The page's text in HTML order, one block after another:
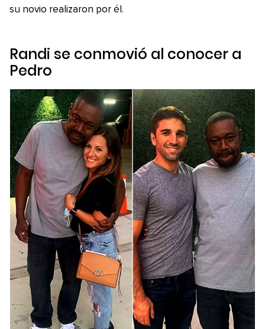
su novio realizaron por él.
Randi se conmovió al conocer a
Pedro